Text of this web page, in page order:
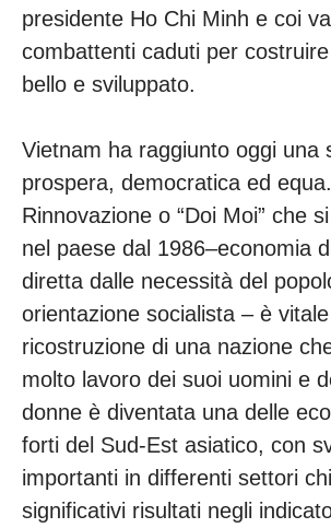
presidente Ho Chi Minh e coi
combattenti caduti per
bello e sviluppato.
Vietnam ha raggiunto oggi una
prospera, democratica ed
Rinnovazione o “Doi Moi” che
nel paese dal 1986–economia
diretta dalle necessità del
orientazione socialista – è
ricostruzione di una nazione
molto lavoro dei suoi uomini e
donne è diventata una delle
forti del Sud-Est asiatico, con
importanti in differenti settori
significativi risultati negli